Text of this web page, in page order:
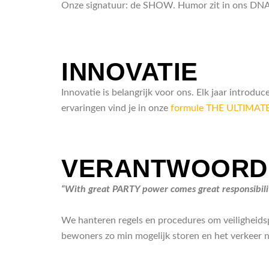
Onze signatuur: de SHOW. Humor zit in ons
INNOVATIE
Innovatie is belangrijk voor ons. Elk jaar
ervaringen vind je in onze formule THE
“With great PARTY power comes great
We hanteren regels en procedures om
bewoners zo min mogelijk storen en het verkeer